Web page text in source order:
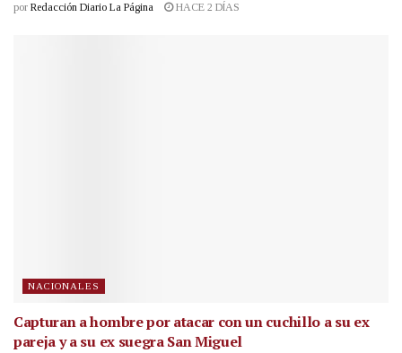
por Redacción Diario La Página HACE 2 DÍAS
NACIONALES
Capturan a hombre por atacar con un cuchillo a su ex
pareja y a su ex suegra San Miguel